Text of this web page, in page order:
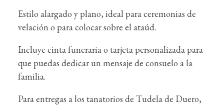
Estilo alargado y plano, ideal para ceremonias de
velación o para colocar sobre el ataúd.
Incluye cinta funeraria o tarjeta personalizada para
que puedas dedicar un mensaje de consuelo a la
familia.
Para entregas a los tanatorios de Tudela de Duero,